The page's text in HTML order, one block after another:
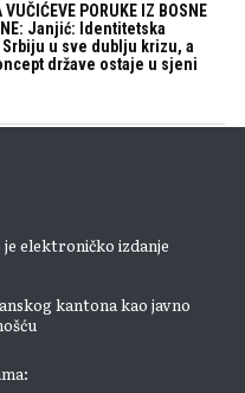
VUČIĆEVE PORUKE IZ BOSNE
Janjić: Identitetska
u sve dublju krizu, a
države ostaje u sjeni
elektroničko izdanje
kantona kao javno